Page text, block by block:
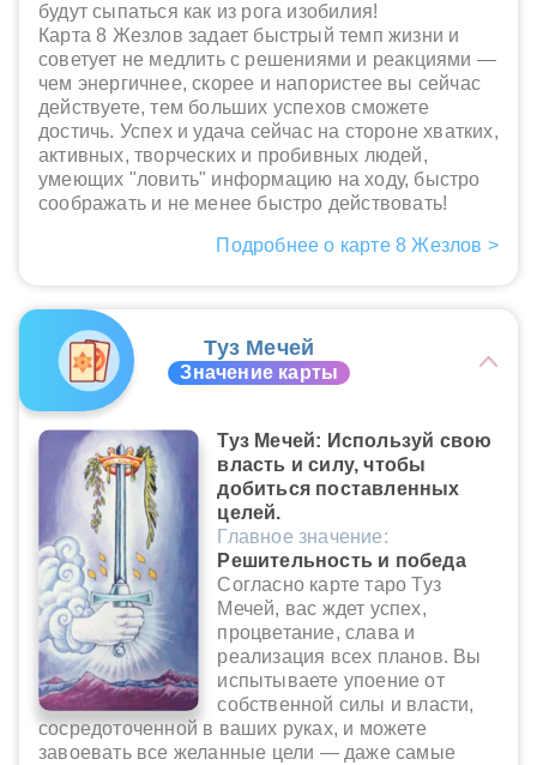
будут сыпаться как из рога изобилия!
Карта 8 Жезлов задает быстрый темп жизни и
советует не медлить с решениями и реакциями —
чем энергичнее, скорее и напористее вы сейчас
действуете, тем больших успехов сможете
достичь. Успех и удача сейчас на стороне хватких,
активных, творческих и пробивных людей,
умеющих "ловить" информацию на ходу, быстро
соображать и не менее быстро действовать!
Подробнее о карте 8 Жезлов >
Туз Мечей
Значение карты
Туз Мечей: Используй свою
власть и силу, чтобы
добиться поставленных
целей.
Главное значение:
Решительность и победа
Согласно карте таро Туз
Мечей, вас ждет успех,
процветание, слава и
реализация всех планов. Вы
испытываете упоение от
собственной силы и власти,
сосредоточенной в ваших руках, и можете
завоевать все желанные цели — даже самые